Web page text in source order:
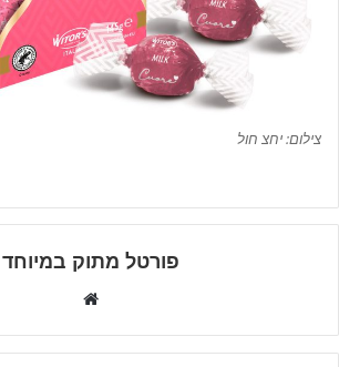
צילום: יחצ חול
פורטל מתוק במיוחד
b